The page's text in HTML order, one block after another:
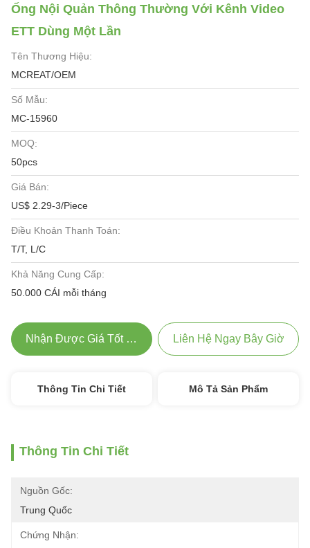
Ống Nội Quản Thông Thường Với Kênh Video
ETT Dùng Một Lần
Tên Thương Hiệu:
MCREAT/OEM
Số Mẫu:
MC-15960
MOQ:
50pcs
Giá Bán:
US$ 2.29-3/Piece
Điều Khoản Thanh Toán:
T/T, L/C
Khả Năng Cung Cấp:
50.000 CÁI mỗi tháng
Nhận Được Giá Tốt Nhất Liên Hệ Ngay Bây Giờ
Thông Tin Chi Tiết Mô Tả Sản Phẩm
Thông Tin Chi Tiết
Nguồn Gốc:
Trung Quốc
Chứng Nhận: